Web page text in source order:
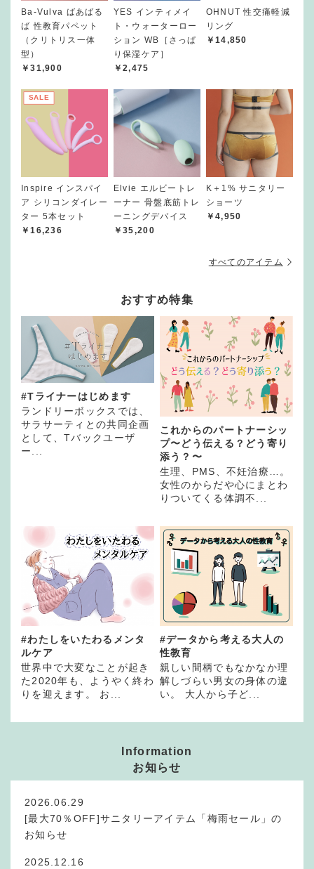
Ba-Vulva ばあばる
ば 性教育パペット
（クリトリス一体
型）
￥31,900
YES インティメイ
ト・ウォーターロー
ション WB［さっぱ
り保湿ケア］
￥2,475
OHNUT 性交痛軽減
リング
￥14,850
SALE
Inspire インスパイ
ア シリコンダイレー
ター 5本セット
￥16,236
Elvie エルビートレ
ーナー 骨盤底筋トレ
ーニングデバイス
￥35,200
K＋1% サニタリー
ショーツ
￥4,950
すべてのアイテム
おすすめ特集
#Tライナーはじめます
ランドリーボックスでは、
サラサーティとの共同企画
として、Tバックユーザ
ー...
これからのパートナーシッ
プ〜どう伝える？どう寄り
添う？〜
生理、PMS、不妊治療…。
女性のからだや心にまとわ
りついてくる体調不...
#わたしをいたわるメンタ
ルケア
世界中で大変なことが起き
た2020年も、ようやく終わ
りを迎えます。 お...
#データから考える大人の
性教育
親しい間柄でもなかなか理
解しづらい男女の身体の違
い。 大人から子ど...
Information
お知らせ
2026.06.29
[最大70％OFF]サニタリーアイテム「梅雨セール」の
お知らせ
2025.12.16